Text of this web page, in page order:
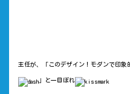
主任が、「このデザイン！モダンで印象
」と一目ぼれ